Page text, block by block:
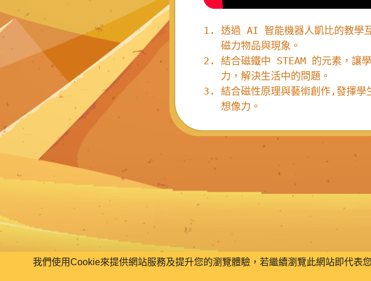
透過 AI 智能機器人凱比的教學
磁力物品與現象。
結合磁鐵中 STEAM 的元素，讓
力，解決生活中的問題。
結合磁性原理與藝術創作,發揮
想像力。
我們使用Cookie來提供網站服務及提升您的瀏覽體驗，若繼續瀏覽此網站即代